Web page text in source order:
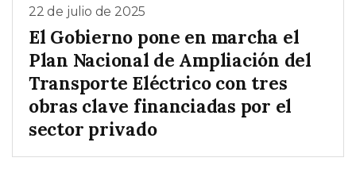
22 de julio de 2025
El Gobierno pone en marcha el
Plan Nacional de Ampliación del
Transporte Eléctrico con tres
obras clave financiadas por el
sector privado